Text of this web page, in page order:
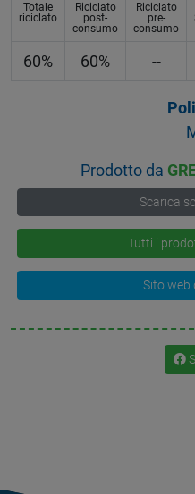
Totale
riciclato
Riciclato
post-
consumo
Riciclato
pre-
consumo
60% 60% --
Prodotto da
Scarica
Tutti i
Sito web